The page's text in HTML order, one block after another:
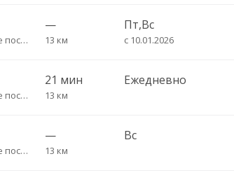
Заовражное поселок трасса
—
13 км
Пт,Вс
с 10.01.2026
Заовражное поселок трасса
21 мин
13 км
Ежедневно
Заовражное поселок трасса
—
13 км
Вс